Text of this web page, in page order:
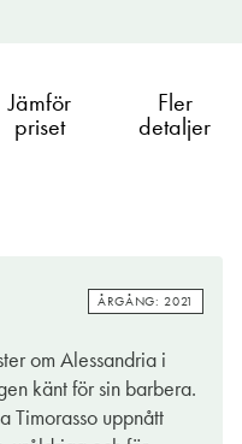
Jämför
priset
Fler
detaljer
ÅRGÅNG: 2021
om Alessandria i
känt för sin barbera.
Timorasso uppnått